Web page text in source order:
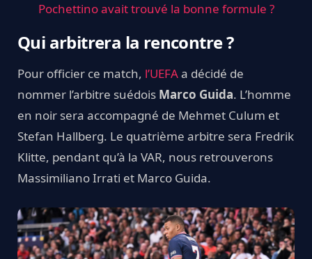
Pochettino avait trouvé la bonne formule ?
Qui arbitrera la rencontre ?
Pour officier ce match, l’UEFAa décidé de
nommer l’arbitre suédois Marco Guida. L’homme
en noir sera accompagné de Mehmet Culum et
Stefan Hallberg. Le quatrième arbitre sera Fredrik
Klitte, pendant qu’à la VAR, nous retrouverons
Massimiliano Irrati et Marco Guida.